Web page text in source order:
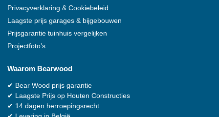
Privacyverklaring & Cookiebeleid
Laagste prijs garages & bijgebouwen
Prijsgarantie tuinhuis vergelijken
Projectfoto’s
Waarom Bearwood
✔ Bear Wood prijs garantie
✔ Laagste Prijs op Houten Constructies
✔ 14 dagen herroepingsrecht